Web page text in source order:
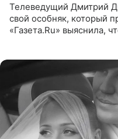
Телеведущий Дмитрий
свой особняк, который
«Газета.Ru» выяснила,